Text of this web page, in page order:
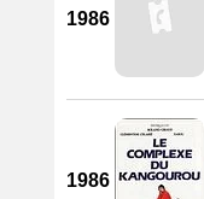
1986
1986